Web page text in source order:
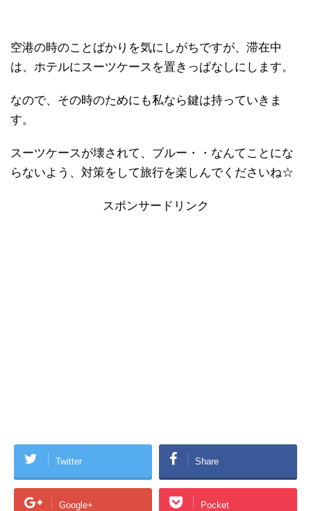
空港の時のことばかりを気にしがちですが、滞在中
は、ホテルにスーツケースを置きっぱなしにします。
なので、その時のためにも私なら鍵は持っていきま
す。
スーツケースが壊されて、ブルー・・なんてことにな
らないよう、対策をして旅行を楽しんでくださいね☆
スポンサードリンク
Twitter Share
Google+ Pocket